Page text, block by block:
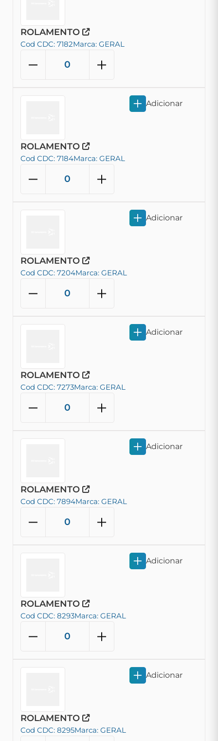
ROLAMENTO
Cod CDC: 7182Marca: GERAL
ROLAMENTO
Cod CDC: 7184Marca: GERAL
Adicionar
ROLAMENTO
Cod CDC: 7204Marca: GERAL
Adicionar
ROLAMENTO
Cod CDC: 7273Marca: GERAL
Adicionar
ROLAMENTO
Cod CDC: 7894Marca: GERAL
Adicionar
ROLAMENTO
Cod CDC: 8293Marca: GERAL
Adicionar
ROLAMENTO
Cod CDC: 8295Marca: GERAL
Adicionar